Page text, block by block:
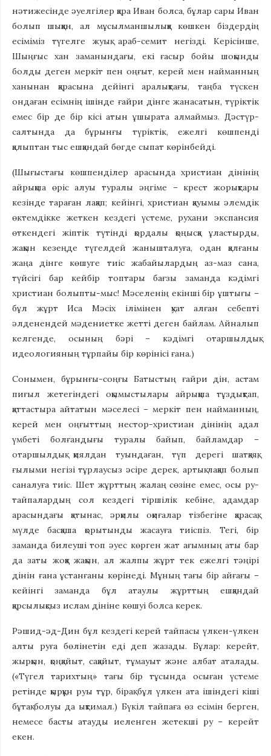
нәтижесінде әуелгілер қара Иван болса, бұлар сары Иван
болып шыққан, ал мұсылманшылыққа көшкен біздердің
есіміміз түгелге жуық араб-семит негізді. Керісінше,
Шыңғыс хан заманындағы, екі ғасыр бойы шоқынды
болды деген меркіт пен оңғыт, керей мен найманның
ханынан қарасына дейінгі аралықтағы, таңба түскен
ондаған есімнің ішінде ғайри дінге жанасатын, түріктік
емес бір де бір кісі атын ұшырата алмаймыз. Дәстүр-
салтында да бұрынғы түріктік, ежелгі көшпенді
қалыптан тыс ешқандай бөгде сыпат көрінбейді.
(Шығыстағы көшпенділер арасында христиан дінінің
айрықша өріс алуы туралы әңгіме – крест жорықтары
кезінде тараған лақап; кейінгі, христиан қауымы әлемдік
өктемдікке жеткен кездегі үстеме, рухани экспансия
өткендегі жіптік түтінді қордалы қоңысқа ұластырды,
жақын кезеңде түгелдей жанышталуға, одан қалғаны
жаңа дінге көшуге тиіс жабайылардың аз-маз сана,
түйсігі бар кейбір топтары бағзы заманда кәдімгі
христиан болыпты-мыс! Мәселенің екінші бір ұштығы –
бұл жұрт Иса Мәсіх ілімінен қуат алған себепті
әлденендей мәдениетке жетті деген байлам. Айналып
келгенде, осының бәрі – кәдімгі отаршылдық
идеологияның тұрпайы бір көрінісі ғана.)
Сонымен, бұрынғы-соңғы Батыстың ғайри дін, астам
пиғыл жетегіндегі оқымыстылары айрықша тұздықтап,
қаттастыра айтатын мәселесі – меркіт пен найманның,
керей мен оңғыттың нестор-христиан дінінің адал
үмбеті болғандығы туралы байып, байламдар –
отаршылдық қиялдан туындаған, түп дерегі шатқаяқ,
ғылыми негізі тұрлаусыз әсіре дерек, артық лақап болып
саналуға тиіс. Шет жұрттың жалаң сөзіне емес, осы ру-
тайпалардың сол кездегі тіршілік кебіне, адамдар
арасындағы қатынас, әрқилы оқиғалар тізбегіне қарасақ,
мүлде басқаша қорытынды жасауға тиіспіз. Тегі, бір
заманда билеуші топ әуес көрген жат ағымның аты бар
да заты жоққа жақын, ал жалпы жұрт тек ежелгі тәңірі
дінін ғана ұстанғаны көрінеді. Мұның тағы бір айғағы –
кейінгі заманда бұл атаулы жұрттың ешқандай
қарсылықсыз ислам дініне көшуі болса керек.
Рәшид-әд-Дин бұл кездегі керей тайпасы үлкен-үлкен
алты руға бөлінетін еді деп жазады. Бұлар: керейт,
жырқын, қоңқайыт, сақайыт, тұмауыт және албат аталады.
(«Түгел тарихтың» тағы бір тұсында осыған үстеме
ретінде қырқұн руы тұр, бірақ бұл үлкен ата ішіндегі кіші
бұтақ болуы да ықтимал.) Бүкіл тайпаға өз есімін берген,
немесе басты атауды иеленген жетекші ру – керейт
екен.